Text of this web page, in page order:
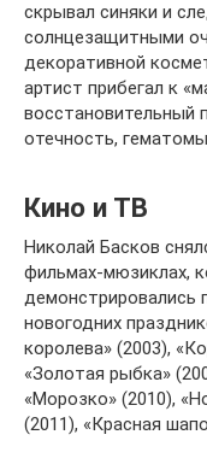
скрывал синяки и
солнцезащитными
декоративной
артист прибегал к
восстановительный
отечность,
Кино и ТВ
Николай Басков
фильмах-мюзиклах,
демонстрировались
новогодних
королева» (2003),
«Золотая рыбка»
«Морозко» (2010),
(2011), «Красная